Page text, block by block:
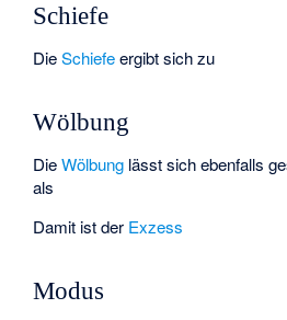
Schiefe
DieSchiefeergibt sich zu
Wölbung
DieWölbung lässt sich ebenfalls
als
Damit ist der Exzess
Modus